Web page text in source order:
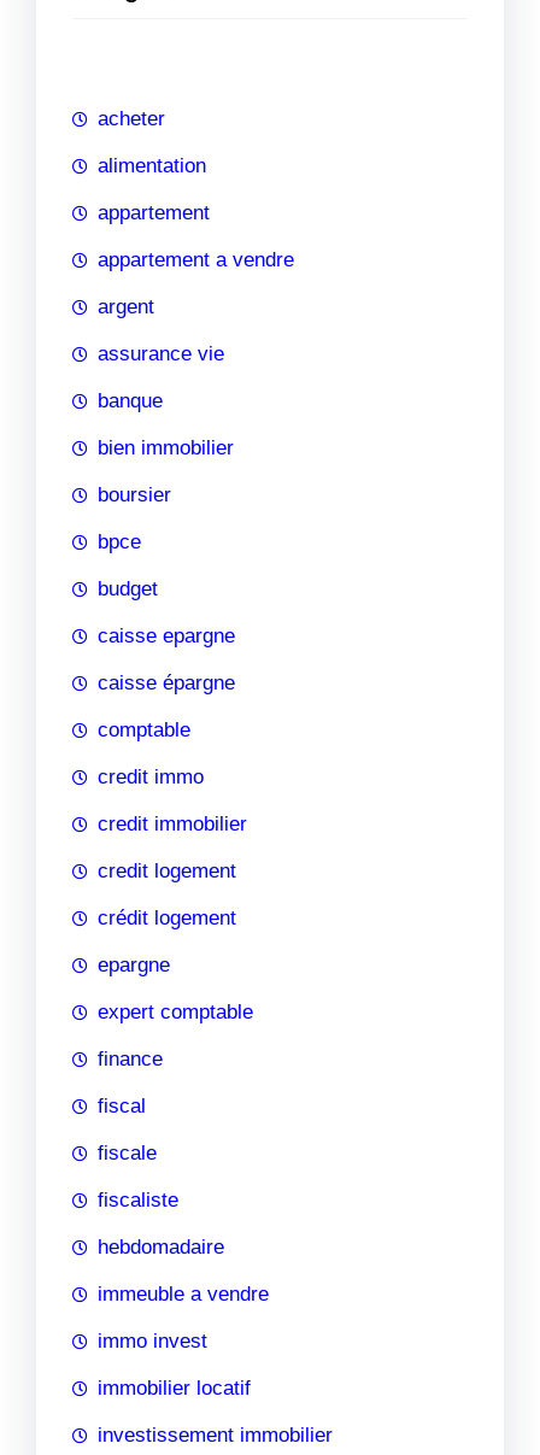
h
acheter
alimentation
appartement
appartement a vendre
argent
assurance vie
banque
bien immobilier
boursier
bpce
budget
caisse epargne
caisse épargne
comptable
credit immo
credit immobilier
credit logement
crédit logement
epargne
expert comptable
finance
fiscal
fiscale
fiscaliste
hebdomadaire
immeuble a vendre
immo invest
immobilier locatif
investissement immobilier